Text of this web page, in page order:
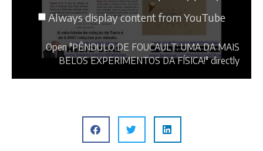
Always display content from YouTube
Open "PÊNDULO DE FOUCAULT: UMA DA MAIS
BELOS EXPERIMENTOS DA FÍSICA!" directly